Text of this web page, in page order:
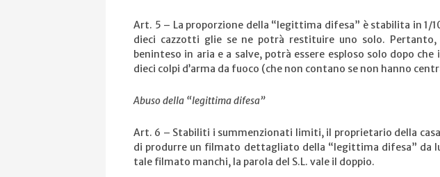
Art. 5 – La proporzione della “legittima difesa” è stabilita in 1/
dieci cazzotti glie se ne potrà restituire uno solo.
beninteso in aria e a salve, potrà essere esploso solo dopo che
dieci colpi d’arma da fuoco (che non contano se non hanno
Abuso della “legittima difesa”
Art. 6 – Stabiliti i summenzionati limiti, il proprietario della casa
di produrre un filmato dettagliato della “legittima difesa” da
tale filmato manchi, la parola del S.L. vale il doppio.